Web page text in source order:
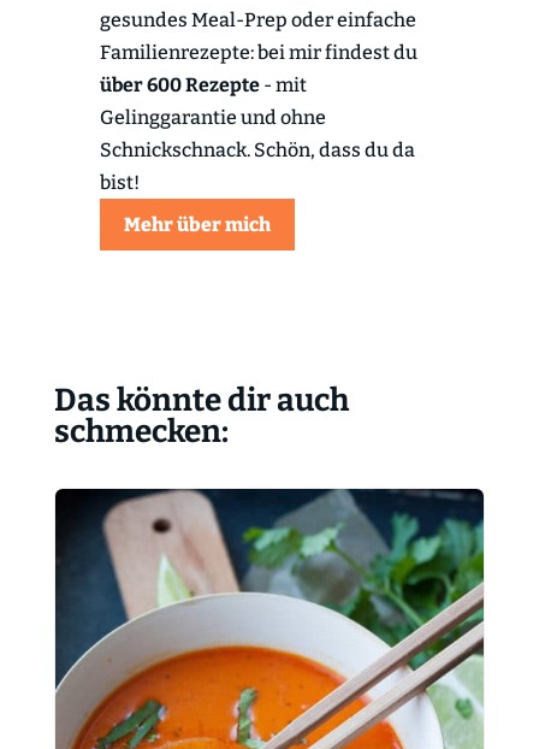
gesundes Meal-Prep oder einfache
Familienrezepte: bei mir findest du
über 600 Rezepte- mit
Gelinggarantie und ohne
Schnickschnack. Schön, dass du da
bist!
Mehr über mich
Das könnte dir auch
schmecken: